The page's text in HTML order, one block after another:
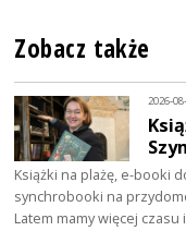
Zobacz także
2026-
Książki na plażę, e-booki
synchrobooki na
Latem mamy więcej czasu